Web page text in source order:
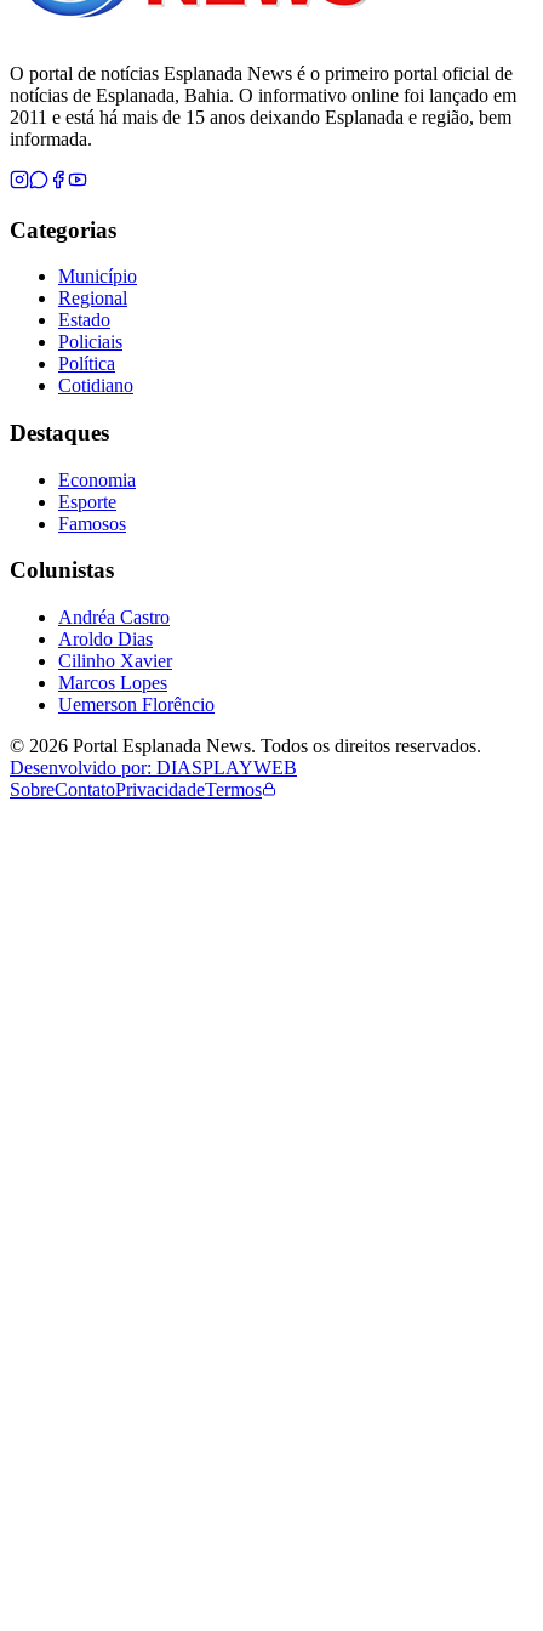
O portal de notícias Esplanada News é o primeiro portal oficial de
notícias de Esplanada, Bahia. O informativo online foi lançado em
2011 e está há mais de 15 anos deixando Esplanada e região, bem
informada.
Categorias
Município
Regional
Estado
Policiais
Política
Cotidiano
Destaques
Economia
Esporte
Famosos
Colunistas
Andréa Castro
Aroldo Dias
Cilinho Xavier
Marcos Lopes
Uemerson Florêncio
© 2026 Portal Esplanada News. Todos os direitos reservados.
Desenvolvido por: DIASPLAYWEB
SobreContatoPrivacidadeTermos